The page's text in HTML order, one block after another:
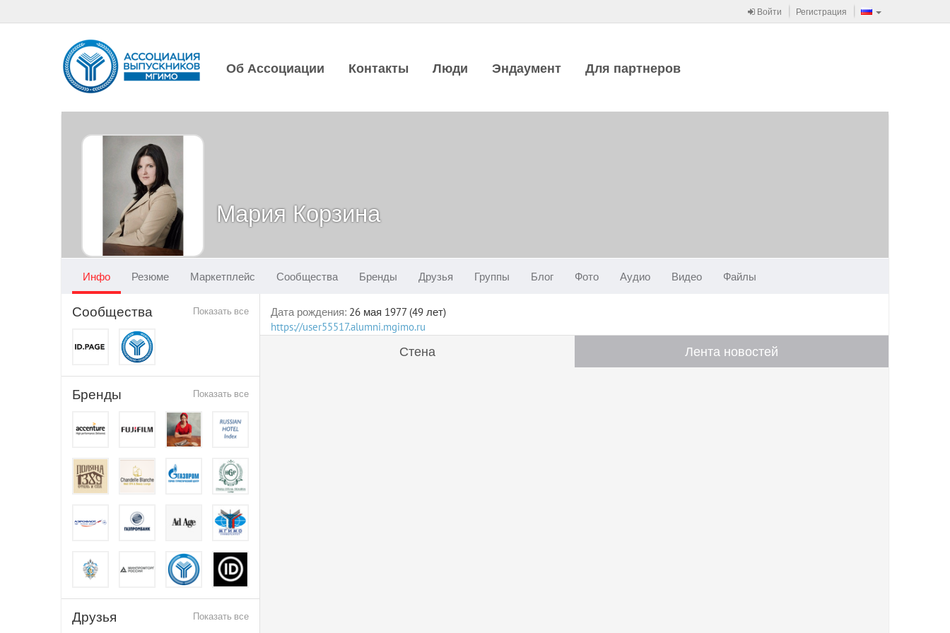
Войти Регистрация
Об Ассоциации Контакты Люди Эндаумент Для партнеров
Мария Корзина
Инфо Резюме Маркетплейс Сообщества Бренды Друзья Группы Блог Фото Аудио Видео Файлы
Показать все
Сообщества
Показать все
Бренды
Показать все
Друзья
Дата рождения: 26 мая 1977 (49 лет)
https://user55517.alumni.mgimo.ru
Стена Лента новостей